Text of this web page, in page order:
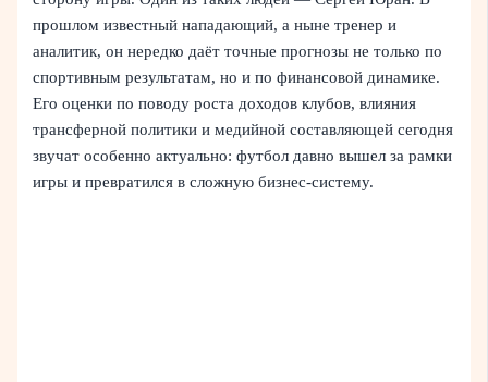
прошлом известный нападающий, а ныне тренер и
аналитик, он нередко даёт точные прогнозы не только по
спортивным результатам, но и по финансовой динамике.
Его оценки по поводу роста доходов клубов, влияния
трансферной политики и медийной составляющей сегодня
звучат особенно актуально: футбол давно вышел за рамки
игры и превратился в сложную бизнес-систему.